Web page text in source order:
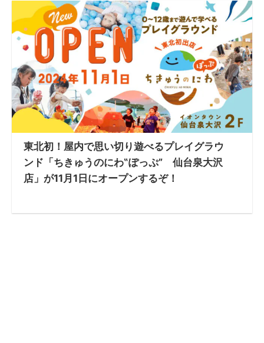
東北初！屋内で思い切り遊べるプレイグラウ
ンド「ちきゅうのにわ‟ぽっぷ” 仙台泉大沢
店」が11月1日にオープンするぞ！